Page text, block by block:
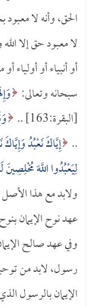
الحق، وأنه لا
لا معبود حق إلا
أو أنبياء أو أولياء
سبحانه وتعالى:
[البقرة:163] ..
.. إِيَّاكَ نَعْبُدُ
لِيَعْبُدُوا اللَّهَ
ولابد مع هذا
عهد نوح الإيمان
وفي عهد صالح
رسول، لابد من توحيد
الإيمان بالرسول